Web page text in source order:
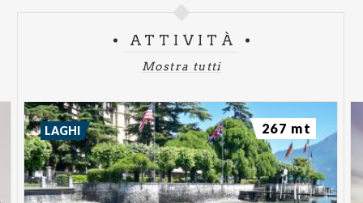
ATTIVITÀ
Mostra tutti
LAGHI 267 mt